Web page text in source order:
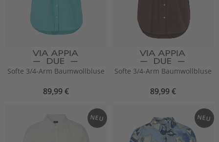
Softe 3/4-Arm Baumwollbluse
89,99 €
Softe 3/4-Arm Baumwollbluse
89,99 €
NEU NEU